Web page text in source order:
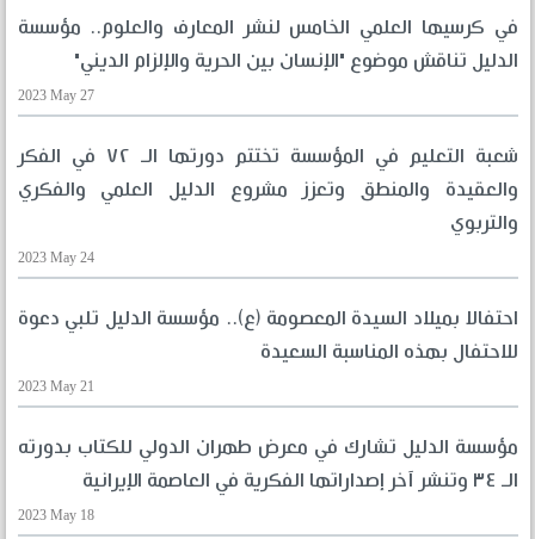
في كرسيها العلمي الخامس لنشر المعارف والعلوم.. مؤسسة
الدليل تناقش موضوع "الإنسان بين الحرية والإلزام الديني"
2023 May 27
شعبة التعليم في المؤسسة تختتم دورتها الـ ٧٢ في الفكر
والعقيدة والمنطق وتعزز مشروع الدليل العلمي والفكري
والتربوي
2023 May 24
احتفالا بميلاد السيدة المعصومة (ع).. مؤسسة الدليل تلبي دعوة
للاحتفال بهذه المناسبة السعيدة
2023 May 21
مؤسسة الدليل تشارك في معرض طهران الدولي للكتاب بدورته
الـ ٣٤ وتنشر آخر إصداراتها الفكرية في العاصمة الإيرانية
2023 May 18